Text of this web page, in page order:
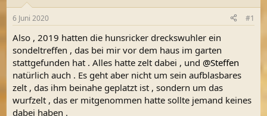
e
r
t
a
6 Juni 2020 #1
Also , 2019 hatten die hunsricker dreckswuhler ein
sondeltreffen , das bei mir vor dem haus im garten
stattgefunden hat . Alles hatte zelt dabei , und @Steffen
natürlich auch . Es geht aber nicht um sein aufblasbares
zelt , das ihm beinahe geplatzt ist , sondern um das
wurfzelt , das er mitgenommen hatte sollte jemand keines
dabei haben .